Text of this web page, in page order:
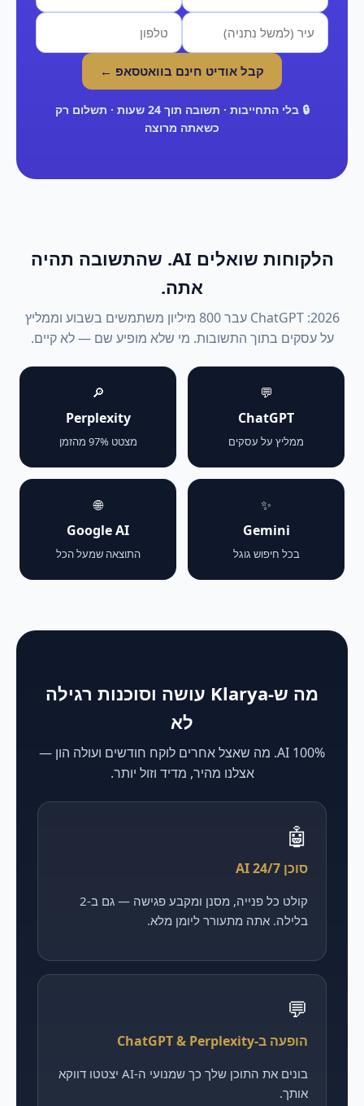
קבל אודיט חינם בוואטסאפ ←
🔒 בלי התחייבות · תשובה תוך 24 שעות · תשלום רק
כשאתה מרוצה
הלקוחות שואלים AI. שהתשובה תהיה
אתה.
2026: ChatGPT עבר 800 מיליון משתמשים בשבוע וממליץ
על עסקים בתוך התשובות. מי שלא מופיע שם — לא קיים.
💬
ChatGPT
ממליץ על עסקים
🔎
Perplexity
מצטט 97% מהזמן
✨
Gemini
בכל חיפוש גוגל
🌐
Google AI
התוצאה שמעל הכל
מה ש-Klarya עושה וסוכנות רגילה
לא
100% AI. מה שאצל אחרים לוקח חודשים ועולה הון —
אצלנו מהיר, מדיד וזול יותר.
🤖
סוכן AI 24/7
קולט כל פנייה, מסנן ומקבע פגישה — גם ב-2
בלילה. אתה מתעורר ליומן מלא.
💬
הופעה ב-ChatGPT & Perplexity
בונים את התוכן שלך כך שמנועי ה-AI יצטטו דווקא
אותך.